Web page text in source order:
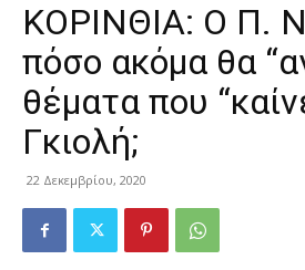
ΚΟΡΙΝΘΙΑ: Ο Π.
πόσο ακόμα θα
θέματα που
Γκιολή;
22 Δεκεμβρίου, 2020